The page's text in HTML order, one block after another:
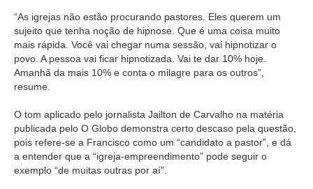
“As igrejas não estão procurando pastores. Eles querem um
sujeito que tenha noção de hipnose. Que é uma coisa muito
mais rápida. Você vai chegar numa sessão, vai hipnotizar o
povo. A pessoa vai ficar hipnotizada. Vai te dar 10% hoje.
Amanhã da mais 10% e conta o milagre para os outros”,
resume.
O tom aplicado pelo jornalista Jailton de Carvalho na matéria
publicada pelo O Globo demonstra certo descaso pela questão,
pois refere-se a Francisco como um “candidato a pastor”, e dá
a entender que a “igreja-empreendimento” pode seguir o
exemplo “de muitas outras por aí”.